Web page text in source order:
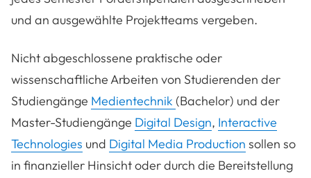
und an ausgewählte Projektteams vergeben.
Nicht abgeschlossene praktische oder
wissenschaftliche Arbeiten von Studierenden der
Studiengänge Medientechnik (Bachelor) und der
Master-Studiengänge Digital Design, Interactive
Technologies und Digital Media Production sollen so
in finanzieller Hinsicht oder durch die Bereitstellung